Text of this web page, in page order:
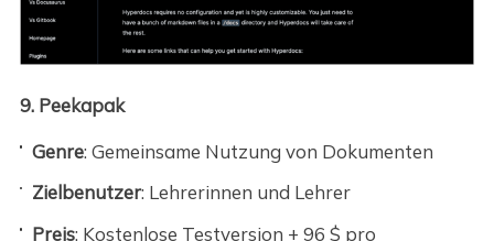
9. Peekapak
Genre: Gemeinsame Nutzung von Dokumenten
Zielbenutzer: Lehrerinnen und Lehrer
Preis: Kostenlose Testversion + 96 $ pro